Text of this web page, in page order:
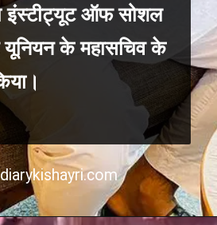
इंस्टीट्यूट ऑफ सोशल
के महासचिव के